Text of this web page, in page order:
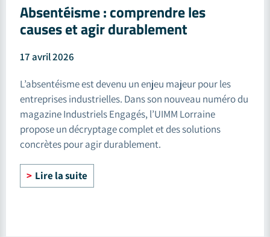
Absentéisme : comprendre les
causes et agir durablement
17 avril 2026
L’absentéisme est devenu un enjeu majeur pour les
entreprises industrielles. Dans son nouveau numéro du
magazine Industriels Engagés, l’UIMM Lorraine
propose un décryptage complet et des solutions
concrètes pour agir durablement.
Lire la suite